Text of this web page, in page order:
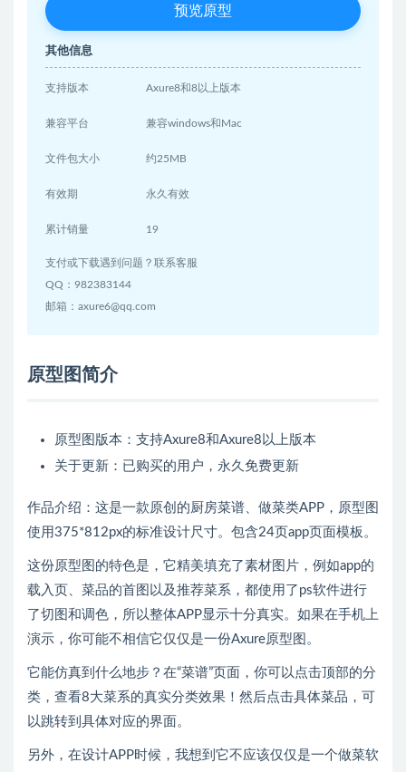
预览原型
其他信息
支持版本 Axure8和8以上版本
兼容平台 兼容windows和Mac
文件包大小 约25MB
有效期 永久有效
累计销量 19
支付或下载遇到问题？联系客服
QQ：982383144
邮箱：axure6@qq.com
原型图简介
原型图版本：支持Axure8和Axure8以上版本
关于更新：已购买的用户，永久免费更新
作品介绍：这是一款原创的厨房菜谱、做菜类APP，原型图
使用375*812px的标准设计尺寸。包含24页app页面模板。
这份原型图的特色是，它精美填充了素材图片，例如app的
载入页、菜品的首图以及推荐菜系，都使用了ps软件进行
了切图和调色，所以整体APP显示十分真实。如果在手机上
演示，你可能不相信它仅仅是一份Axure原型图。
它能仿真到什么地步？在“菜谱”页面，你可以点击顶部的分
类，查看8大菜系的真实分类效果！然后点击具体菜品，可
以跳转到具体对应的界面。
另外，在设计APP时候，我想到它不应该仅仅是一个做菜软